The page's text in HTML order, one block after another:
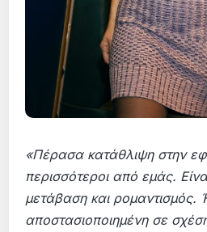
«Πέρασα κατάθλιψη στην
περισσότεροι από εμάς.
μετάβαση και ρομαντισμός.
αποστασιοποιημένη σε